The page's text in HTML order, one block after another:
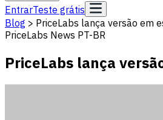
EntrarTeste grátis
Blog > PriceLabs lança versão em
PriceLabs News PT-BR
PriceLabs lança